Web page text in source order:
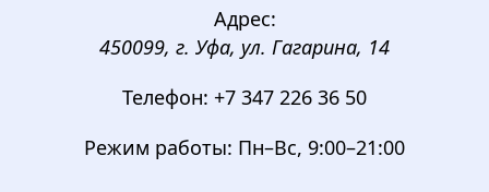
Адрес:
450099, г. Уфа, ул. Гагарина, 14
Телефон: +7 347 226 36 50
Режим работы: Пн–Вс, 9:00–21:00